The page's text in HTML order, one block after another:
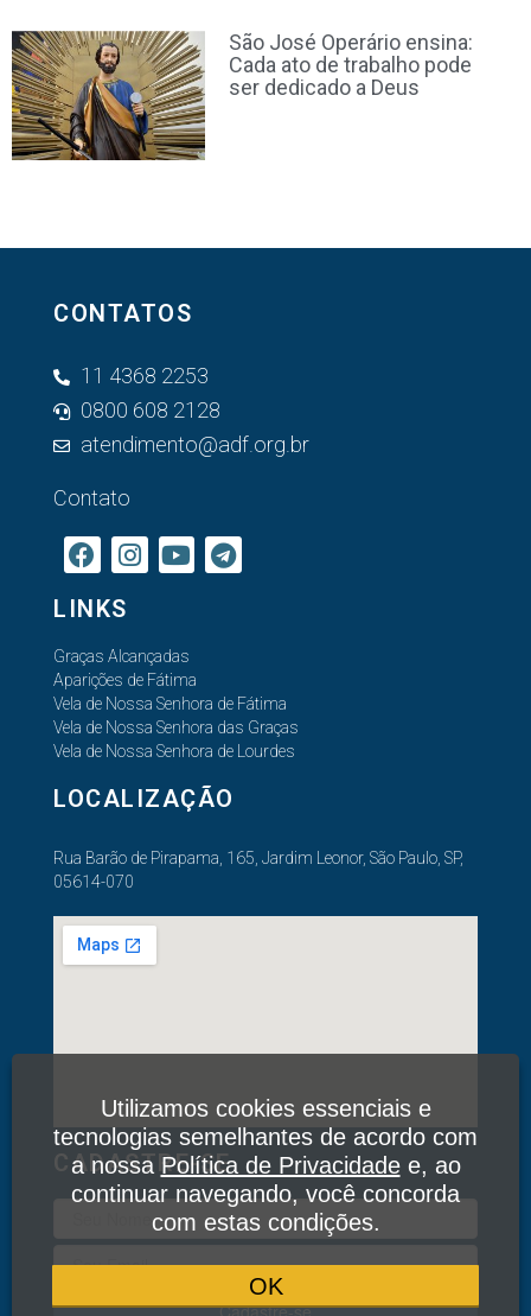
São José Operário ensina:
Cada ato de trabalho pode
ser dedicado a Deus
CONTATOS
11 4368 2253
0800 608 2128
atendimento@adf.org.br
Contato
LINKS
Graças Alcançadas
Aparições de Fátima
Vela de Nossa Senhora de Fátima
Vela de Nossa Senhora das Graças
Vela de Nossa Senhora de Lourdes
LOCALIZAÇÃO
Rua Barão de Pirapama, 165, Jardim Leonor, São Paulo, SP,
05614-070
CADASTRE-SE
Utilizamos cookies essenciais e
tecnologias semelhantes de acordo com
a nossaPolítica de Privacidadee, ao
continuar navegando, você concorda
com estas condições.
OK